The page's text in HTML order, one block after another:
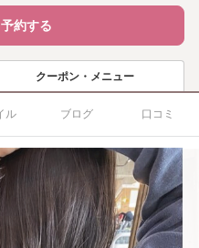
約する
クーポン・メニュー
ル ブログ 口コミ